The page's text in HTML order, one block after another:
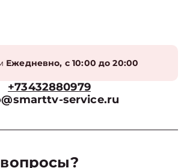
Ежедневно, с 10:00 до 20:00
+73432880979
service.ru